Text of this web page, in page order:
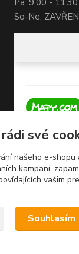
So-Ne:
své
našeho e-
kampaní,
vašim
Souhlasím